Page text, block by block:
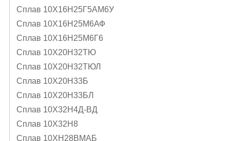
Сплав 10Х16Н25Г5АМ6У
Сплав 10Х16Н25М6АФ
Сплав 10Х16Н25М6Г6
Сплав 10Х20Н32ТЮ
Сплав 10Х20Н32ТЮЛ
Сплав 10Х20Н33Б
Сплав 10Х20Н33БЛ
Сплав 10Х32Н4Д-ВД
Сплав 10Х32Н8
Сплав 10ХН28ВМАБ